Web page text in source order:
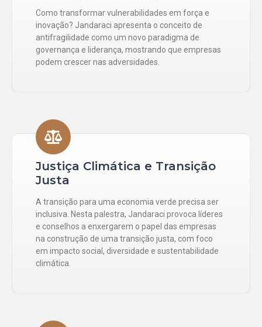
Como transformar vulnerabilidades em força e
inovação? Jandaraci apresenta o conceito de
antifragilidade como um novo paradigma de
governança e liderança, mostrando que empresas
podem crescer nas adversidades.
Justiça Climática e Transição
Justa
A transição para uma economia verde precisa ser
inclusiva. Nesta palestra, Jandaraci provoca líderes
e conselhos a enxergarem o papel das empresas
na construção de uma transição justa, com foco
em impacto social, diversidade e sustentabilidade
climática.